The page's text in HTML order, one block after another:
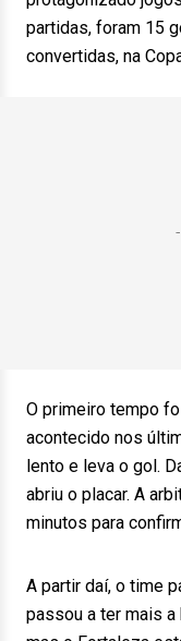
partidas, foram 15
convertidas, na
O primeiro tempo
acontecido nos
lento e leva o gol.
abriu o placar. A
minutos para
A partir daí, o time
passou a ter mais a